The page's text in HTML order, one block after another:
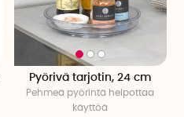
Pyörivä tarjotin, 24 cm
Pehmeä pyörintä helpottaa
käyttöä